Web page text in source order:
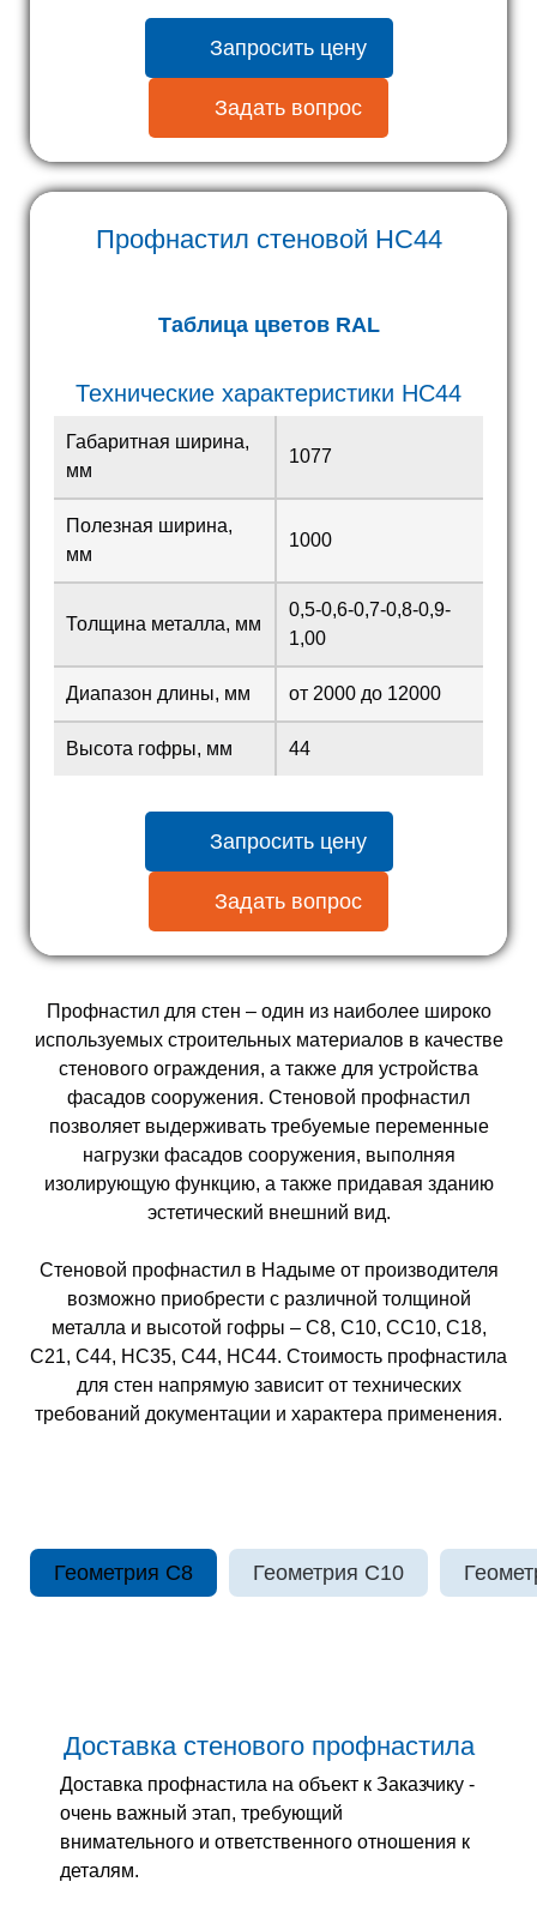
Запросить цену
Задать вопрос
Профнастил стеновой HC44
Таблица цветов RAL
Технические характеристики HC44
Габаритная ширина,
мм
1077
Полезная ширина,
мм
1000
Толщина металла, мм
0,5-0,6-0,7-0,8-0,9-
1,00
Диапазон длины, мм от 2000 до 12000
Высота гофры, мм 44
Запросить цену
Задать вопрос
Профнастил для стен – один из наиболее широко
используемых строительных материалов в качестве
стенового ограждения, а также для устройства
фасадов сооружения. Стеновой профнастил
позволяет выдерживать требуемые переменные
нагрузки фасадов сооружения, выполняя
изолирующую функцию, а также придавая зданию
эстетический внешний вид.
Стеновой профнастил в Надыме от производителя
возможно приобрести с различной толщиной
металла и высотой гофры – С8, С10, СС10, С18,
С21, С44, НС35, С44, НС44. Стоимость профнастила
для стен напрямую зависит от технических
требований документации и характера применения.
Геометрия С8 Геометрия С10
Доставка стенового профнастила
Доставка профнастила на объект к Заказчику -
очень важный этап, требующий
внимательного и ответственного отношения к
деталям.